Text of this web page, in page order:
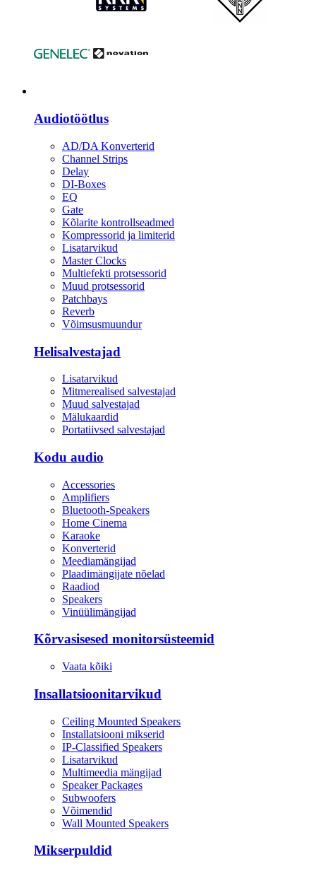
Audiotöötlus
AD/DA Konverterid
Channel Strips
Delay
DI-Boxes
EQ
Gate
Kõlarite kontrollseadmed
Kompressorid ja limiterid
Lisatarvikud
Master Clocks
Multiefekti protsessorid
Muud protsessorid
Patchbays
Reverb
Võimsusmuundur
Helisalvestajad
Lisatarvikud
Mitmerealised salvestajad
Muud salvestajad
Mälukaardid
Portatiivsed salvestajad
Kodu audio
Accessories
Amplifiers
Bluetooth-Speakers
Home Cinema
Karaoke
Konverterid
Meediamängijad
Plaadimängijate nõelad
Raadiod
Speakers
Vinüülimängijad
Kõrvasisesed monitorsüsteemid
Vaata kõiki
Insallatsioonitarvikud
Ceiling Mounted Speakers
Installatsiooni mikserid
IP-Classified Speakers
Lisatarvikud
Multimeedia mängijad
Speaker Packages
Subwoofers
Võimendid
Wall Mounted Speakers
Mikserpuldid